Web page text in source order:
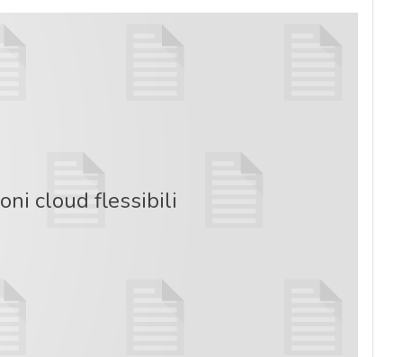
cloud flessibili